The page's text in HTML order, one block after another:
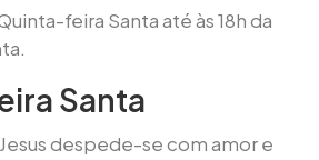
feira Santa até às 18h da
Santa
Jesus despede-se com amor e